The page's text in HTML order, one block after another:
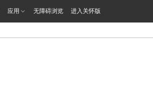
应用 无障碍浏览 进入关怀版